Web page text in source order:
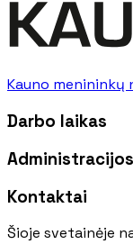
Kauno menininkų
Darbo laikas
Kontaktai
Šioje svetainėje